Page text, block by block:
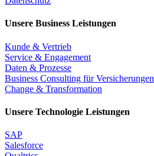
Unsere Business Leistungen
Kunde & Vertrieb
Service & Engagement
Daten & Prozesse
Business Consulting für Versicherungen
Change & Transformation
Unsere Technologie Leistungen
SAP
Salesforce